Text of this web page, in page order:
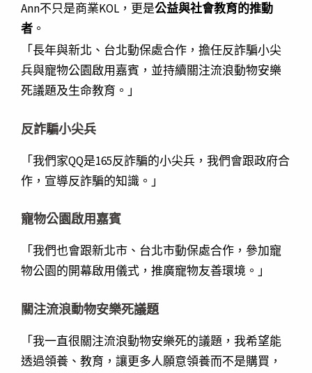
Ann不只是商業KOL，更是公益與社會教育的推動
者 。
「長年與新北、台北動保處合作，擔任反詐騙小尖
兵與寵物公園啟用嘉賓，並持續關注流浪動物安樂
死議題及生命教育。」
反詐騙小尖兵
「我們家QQ是165反詐騙的小尖兵，我們會跟政府合
作，宣導反詐騙的知識。」
寵物公園啟用嘉賓
「我們也會跟新北市、台北市動保處合作，參加寵
物公園的開幕啟用儀式，推廣寵物友善環境。」
關注流浪動物安樂死議題
「我一直很關注流浪動物安樂死的議題，我希望能
透過領養、教育，讓更多人願意領養而不是購買，